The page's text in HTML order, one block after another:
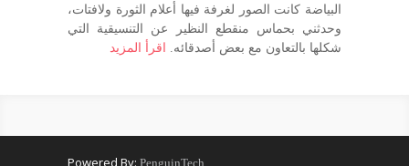
البياضة كانت الصور لغرفة فيها أعلام الثورة ولافتات،
وحدثني بحماس منقطع النظير عن التنسيقية التي
شكلها بالتعاون مع بعض أصدقائه.
اقرأ المزيد
Powered By: PenguinTech